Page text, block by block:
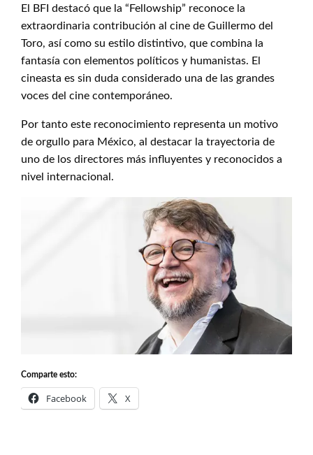
El BFI destacó que la “Fellowship” reconoce la
extraordinaria contribución al cine de Guillermo del
Toro, así como su estilo distintivo, que combina la
fantasía con elementos políticos y humanistas. El
cineasta es sin duda considerado una de las grandes
voces del cine contemporáneo.
Por tanto este reconocimiento representa un motivo
de orgullo para México, al destacar la trayectoria de
uno de los directores más influyentes y reconocidos a
nivel internacional.
Comparte esto:
Facebook X